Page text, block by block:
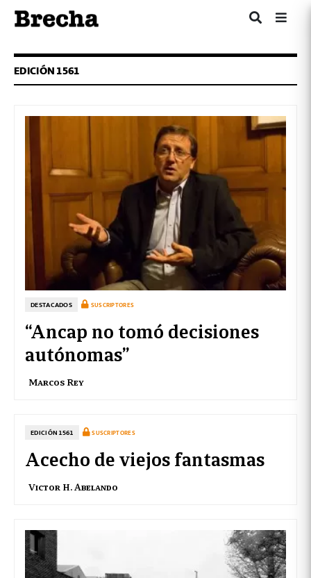
EDICIÓN 1561
DESTACADOS SUSCRIPTORES
“Ancap no tomó decisiones
autónomas”
Marcos Rey
EDICIÓN 1561 SUSCRIPTORES
Acecho de viejos fantasmas
Victor H. Abelando